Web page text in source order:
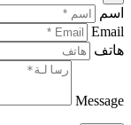
اسم
Email
هاتف
Message